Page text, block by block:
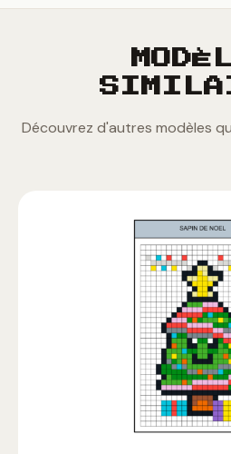
Découvrez d'autres modèles